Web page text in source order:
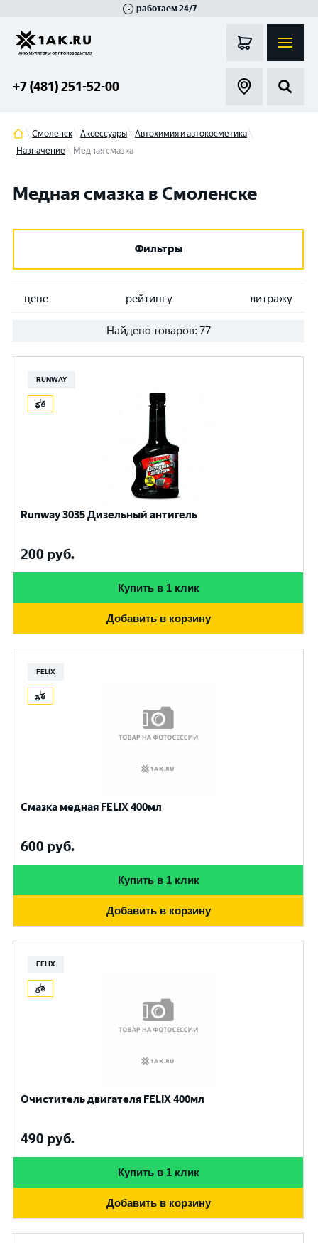
работаем 24/7
+7 (481) 251-52-00
Смоленск Аксессуары
Автохимия и автокосметика
Назначение
Медная смазка
Медная смазка в Смоленске
Фильтры
цене рейтингу литражу
Найдено товаров: 77
RUNWAY
Runway 3035 Дизельный антигель
200 руб.
Купить в 1 клик
Добавить в корзину
FELIX
Смазка медная FELIX 400мл
600 руб.
Купить в 1 клик
Добавить в корзину
FELIX
Очиститель двигателя FELIX 400мл
490 руб.
Купить в 1 клик
Добавить в корзину
Гатчина